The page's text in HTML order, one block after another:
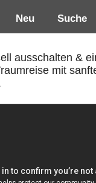
Neu Suche
ausschalten &
mit